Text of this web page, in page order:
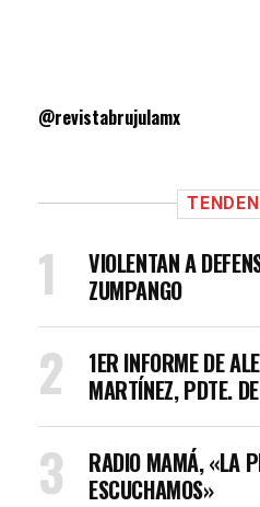
@revistabrujulamx
VIOLENTAN A
ZUMPANGO
1ER INFORME DE
MARTÍNEZ, PDTE.
RADIO MAMÁ, «LA
ESCUCHAMOS»